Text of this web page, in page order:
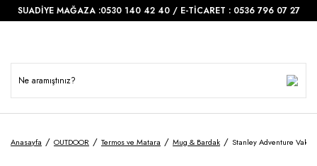
SUADİYE MAĞAZA :0530 140 42 40 / E-TİCARET : 0536 796 07 27
Anasayfa OUTDOOR Termos ve Matara Mug & Bardak Stanley Adventure